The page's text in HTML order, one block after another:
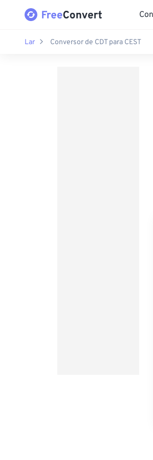
Lar Conversor de CDT para CEST